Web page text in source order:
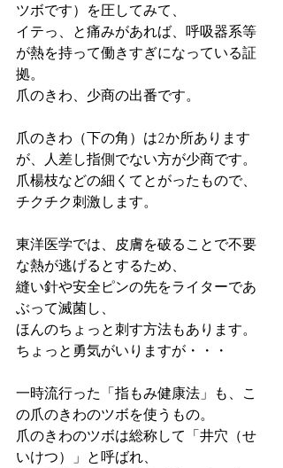
ツボです）を圧してみて、
イテっ、と痛みがあれば、呼吸器系等
が熱を持って働きすぎになっている証
拠。
爪のきわ、少商の出番です。
爪のきわ（下の角）は2か所あります
が、人差し指側でない方が少商です。
爪楊枝などの細くてとがったもので、
チクチク刺激します。
東洋医学では、皮膚を破ることで不要
な熱が逃げるとするため、
縫い針や安全ピンの先をライターであ
ぶって滅菌し、
ほんのちょっと刺す方法もあります。
ちょっと勇気がいりますが・・・
一時流行った「指もみ健康法」も、こ
の爪のきわのツボを使うもの。
爪のきわのツボは総称して「井穴（せ
いけつ）」と呼ばれ、